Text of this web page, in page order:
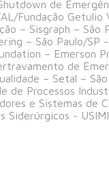
de
Fundação Getulio
– Sisgraph – São
– São Paulo/SP
– Emerson
de
– Setal –
de Processos
e Sistemas de
Siderúrgicos -